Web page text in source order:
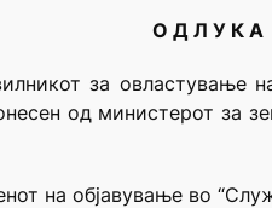
О Д Л У К А
за овластување
од министерот за
на објавување во